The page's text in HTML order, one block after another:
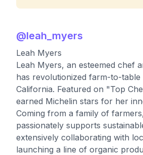
@leah_myers
Leah Myers
Leah Myers, an esteemed chef
has revolutionized farm-to-table
California. Featured on "Top
earned Michelin stars for her
Coming from a family of
passionately supports
extensively collaborating with
launching a line of organic